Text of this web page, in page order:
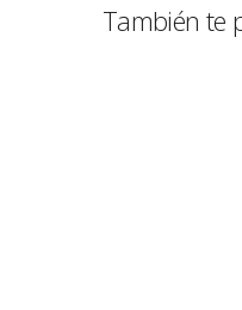
También te